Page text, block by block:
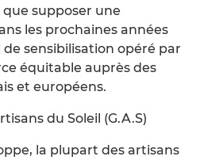
supposer une
les prochaines années
sensibilisation opéré par
équitable auprès des
et européens.
du Soleil (G.A.S)
la plupart des artisans